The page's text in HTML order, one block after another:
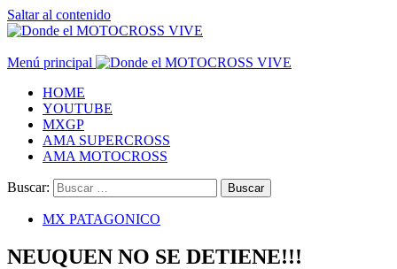
Saltar al contenido
Menú principal
HOME
YOUTUBE
MXGP
AMA SUPERCROSS
AMA MOTOCROSS
Buscar:
MX PATAGONICO
NEUQUEN NO SE DETIENE!!!